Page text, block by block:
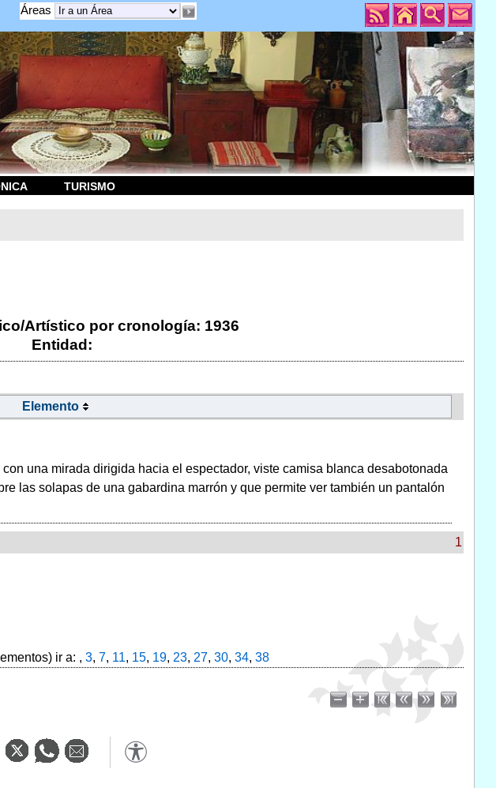
Áreas
TURISMO
Artístico por cronología: 1936
Entidad:
Elemento
una mirada dirigida hacia el espectador, viste camisa blanca desabotonada
las solapas de una gabardina marrón y que permite ver también un pantalón
1
ir a: , 3, 7, 11, 15, 19, 23, 27, 30, 34, 38